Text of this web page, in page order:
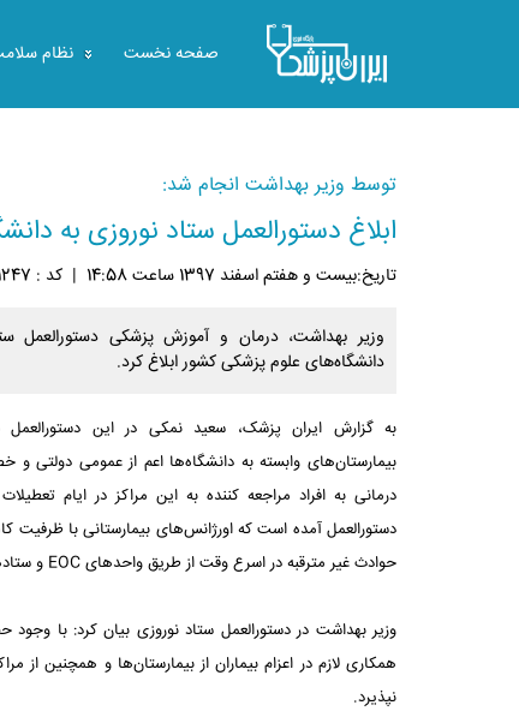
صفحه نخست نظام
توسط وزیر بهداشت انجام شد:
ابلاغ دستورالعمل ستاد نوروزی به
تاريخ:بيست و هفتم اسفند 1397 ساعت 14:58 | کد : 11247
وزیر بهداشت، درمان و آموزش پزشکی دستورالعمل
دانشگاه‌های علوم پزشکی کشور ابلاغ کرد.
به گزارش ایران پزشک، سعید نمکی در این دستورالعمل
بیمارستان‌های وابسته به دانشگاه‌ها اعم از عمومی دولتی و
درمانی به افراد مراجعه کننده به این مراکز در ایام
دستورالعمل آمده است که اورژانس‌های بیمارستانی با ظرفیت
حوادث غیر مترقبه در اسرع وقت از طریق واحدهای EOC و ستادهای هدایت، چرخه خدمت‌ رسانی را کامل کرده و انجام آن ضروری است.
وزیر بهداشت در دستورالعمل ستاد نوروزی بیان کرد: با وجود
همکاری لازم در اعزام بیماران از بیمارستان‌ها و همچنین از
نپذیرد.